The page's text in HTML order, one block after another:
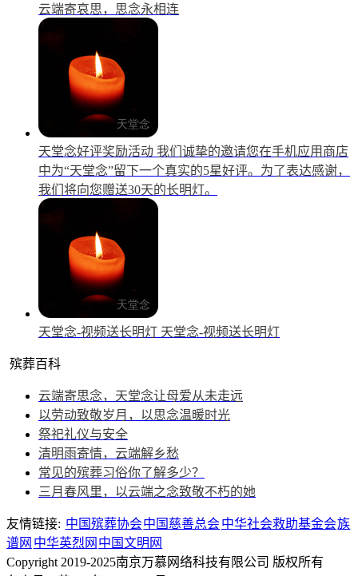
云端寄哀思，思念永相连
天堂念好评奖励活动 我们诚挚的邀请您在手机应用商店
中为“天堂念”留下一个真实的5星好评。为了表达感谢，
我们将向您赠送30天的长明灯。
天堂念-视频送长明灯 天堂念-视频送长明灯
殡葬百科
云端寄思念，天堂念让母爱从未走远
以劳动致敬岁月，以思念温暖时光
祭祀礼仪与安全
清明雨寄情，云端解乡愁
常见的殡葬习俗你了解多少？
三月春风里，以云端之念致敬不朽的她
友情链接: 中国殡葬协会中国慈善总会中华社会救助基金会族
谱网 中华英烈网 中国文明网
Copyright 2019-2025南京万慕网络科技有限公司 版权所有